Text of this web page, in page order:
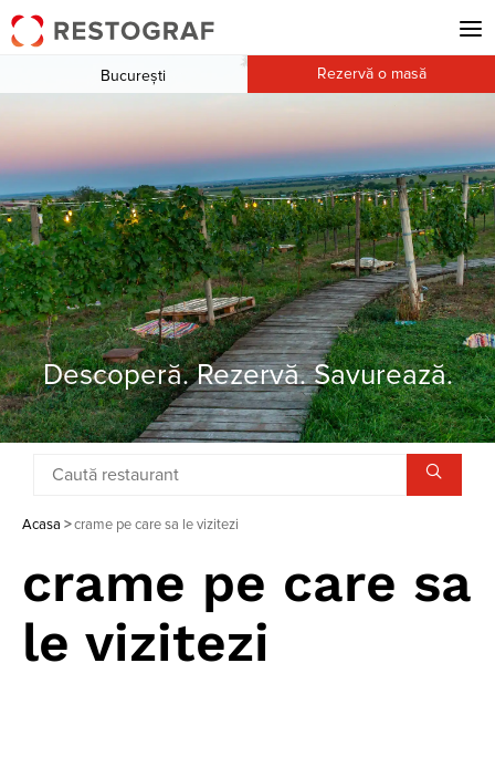
Descoperă. Rezervă. Savurează.
București Rezervă o masă
Acasa >crame pe care sa le vizitezi
crame pe care sa
le vizitezi